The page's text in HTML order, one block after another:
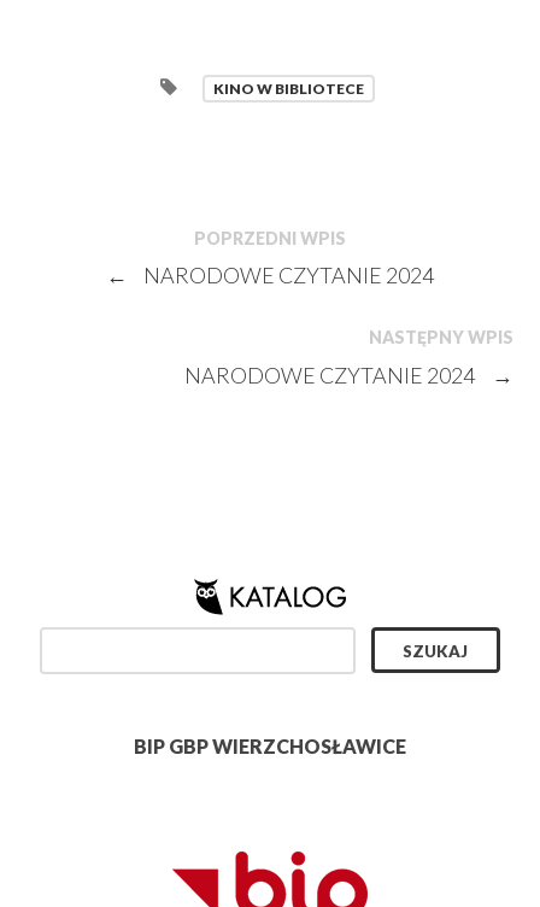
KINO W BIBLIOTECE
POPRZEDNI WPIS
← NARODOWE CZYTANIE 2024
NASTĘPNY WPIS
NARODOWE CZYTANIE 2024 →
BIP GBP WIERZCHOSŁAWICE